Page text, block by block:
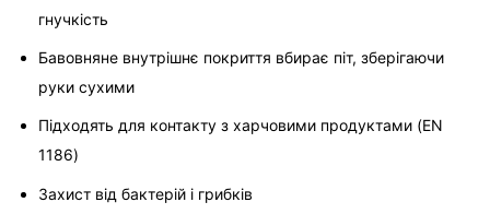
гнучкість
Бавовняне внутрішнє покриття вбирає піт, зберігаючи
руки сухими
Підходять для контакту з харчовими продуктами (EN
1186)
Захист від бактерій і грибків